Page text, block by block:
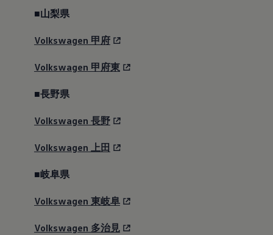
■山梨県
Volkswagen 甲府
Volkswagen 甲府東
■長野県
Volkswagen 長野
Volkswagen 上田
■岐阜県
Volkswagen 東岐阜
Volkswagen 多治見